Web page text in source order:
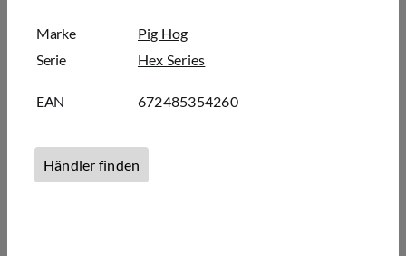
Marke
Pig Hog
Serie
Hex Series
EAN 672485354260
Händler finden